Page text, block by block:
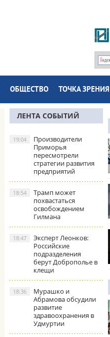
ОБЩЕСТВО ТОЧКА ЗРЕНИЯ
ЛЕНТА СОБЫТИЙ
Производители
Приморья
пересмотрели
стратегии развития
предприятий
19:04
Трамп может
похвастаться
освобождением
Гилмана
18:54
Эксперт Леонков:
Российские
подразделения
берут Доброполье в
клещи
18:47
Мурашко и
Абрамова обсудили
развитие
здравоохранения в
Удмуртии
18:36